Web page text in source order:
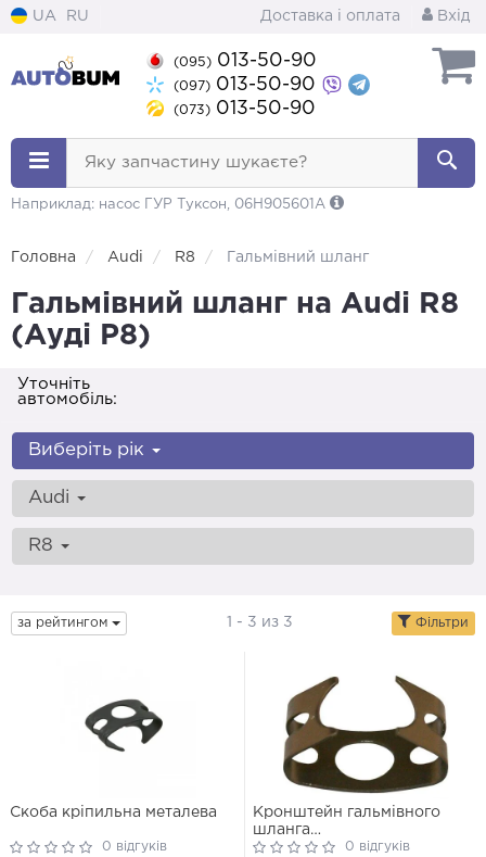
UA RU Доставка і оплата Вхід
(095) 013-50-90
(097) 013-50-90
(073) 013-50-90
Яку запчастину шукаєте?
Наприклад: насос ГУР Туксон, 06H905601A
Головна Audi R8 Гальмівний шланг
Гальмівний шланг на Audi R8
(Ауді Р8)
Уточніть
автомобіль:
Виберіть рік
Audi
R8
за рейтингом 1 - 3 из 3 Фільтри
Скоба кріпильна металева
0 відгуків
Кронштейн гальмівного
шланга
A6/A8/A100/Fabia/Superb/
0 відгуків